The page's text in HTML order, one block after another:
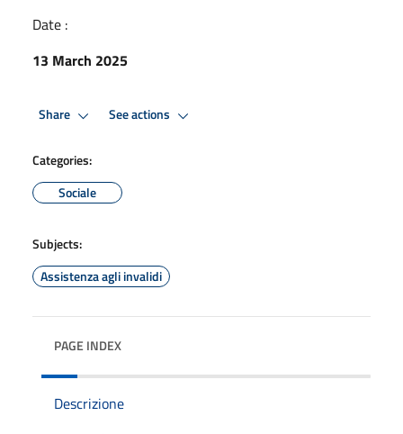
Date :
13 March 2025
Share See actions
Categories:
Sociale
Subjects:
Assistenza agli invalidi
PAGE INDEX
Descrizione